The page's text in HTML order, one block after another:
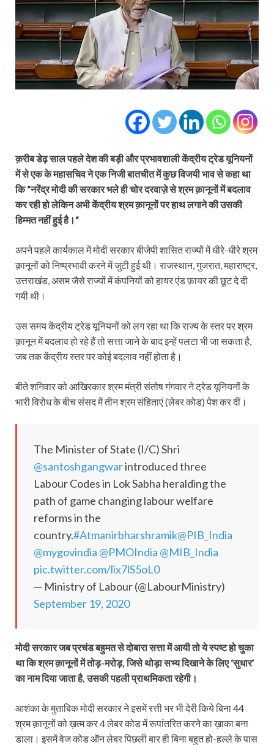
क़रीब डेढ़ साल पहले देश की बड़ी और प्रभावशाली केंद्रीय ट्रेड यूनियनों
में से एक के महासचिव ने एक निजी बातचीत में कुछ विजयी भाव से कहा था
कि “नरेंद्र मोदी की सरकार भले ही चोर दरवाज़े से श्रम क़ानूनों में बदलाव
कर रही हो लेकिन अभी केंद्रीय श्रम क़ानूनों पर हाथ लगाने की उसकी
हिम्मत नहीं हुई है।“
अपने पहले कार्यकाल में मोदी सरकार बीजेपी शासित राज्यों में धीरे-धीरे श्रम
क़ानूनों को निष्प्रभावी करने में जुटी हुई थी। राजस्थान, गुजरात, महाराष्ट्र,
उत्तराखंड, असम जैसे राज्यों में कंपनियों को हायर एंड फ़ायर की छूट दे दी
गयी थी।
उस समय केंद्रीय ट्रेड यूनियनों को लग रहा था कि राज्य के स्तर पर श्रम
क़ानून में बदलाव हो रहे हैं तो सत्ता जाने के बाद इन्हें पलटा भी जा सकता है,
जब तक केंद्रीय स्तर पर कोई बदलाव नहीं होता है।
बीते शनिवार को आखिरकार श्रम मंत्री संतोष गंगवार ने ट्रेड यूनियनों के
भारी विरोध के बीच संसद में तीन श्रम संहिताएं (लेबर कोड) पेश कर दीं।
The Minister of State (I/C) Shri
@santoshgangwarintroduced three
Labour Codes in Lok Sabha heralding the
path of game changing labour welfare
reforms in the
country.#Atmanirbharshramik@PIB_India
@mygovindia @PMOIndia @MIB_India
pic.twitter.com/lix7lS5oL0
— Ministry of Labour (@LabourMinistry)
September 19, 2020
मोदी सरकार जब प्रचंड बहुमत से दोबारा सत्ता में आयी तो ये स्पष्ट हो चुका
था कि श्रम क़ानूनों में तोड़-मरोड़, जिसे थोड़ा सभ्य दिखाने के लिए ‘सुधार’
का नाम दिया जाता है, उसकी पहली प्राथमिकता रहेगी।
आशंका के मुताबिक मोदी सरकार ने इसमें रत्ती भर भी देरी किये बिना 44
श्रम क़ानूनों को ख़त्म कर 4 लेबर कोड में रूपांतरित करने का ख़ाका बना
डाला। इसमें वेज कोड ऑन लेबर पिछली बार ही बिना बहुत हो-हल्ले के पास